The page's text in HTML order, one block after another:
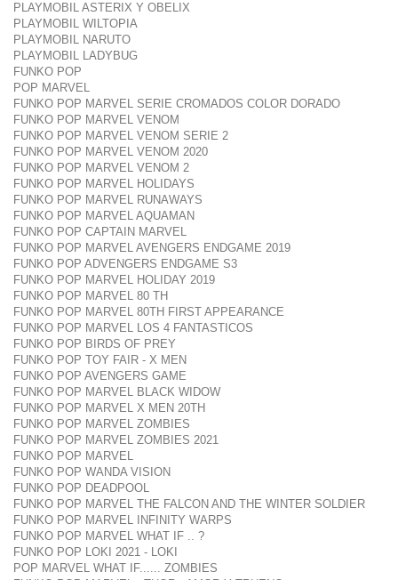
PLAYMOBIL ASTERIX Y OBELIX
PLAYMOBIL WILTOPIA
PLAYMOBIL NARUTO
PLAYMOBIL LADYBUG
FUNKO POP
POP MARVEL
FUNKO POP MARVEL SERIE CROMADOS COLOR DORADO
FUNKO POP MARVEL VENOM
FUNKO POP MARVEL VENOM SERIE 2
FUNKO POP MARVEL VENOM 2020
FUNKO POP MARVEL VENOM 2
FUNKO POP MARVEL HOLIDAYS
FUNKO POP MARVEL RUNAWAYS
FUNKO POP MARVEL AQUAMAN
FUNKO POP CAPTAIN MARVEL
FUNKO POP MARVEL AVENGERS ENDGAME 2019
FUNKO POP ADVENGERS ENDGAME S3
FUNKO POP MARVEL HOLIDAY 2019
FUNKO POP MARVEL 80 TH
FUNKO POP MARVEL 80TH FIRST APPEARANCE
FUNKO POP MARVEL LOS 4 FANTASTICOS
FUNKO POP BIRDS OF PREY
FUNKO POP TOY FAIR - X MEN
FUNKO POP AVENGERS GAME
FUNKO POP MARVEL BLACK WIDOW
FUNKO POP MARVEL X MEN 20TH
FUNKO POP MARVEL ZOMBIES
FUNKO POP MARVEL ZOMBIES 2021
FUNKO POP MARVEL
FUNKO POP WANDA VISION
FUNKO POP DEADPOOL
FUNKO POP MARVEL THE FALCON AND THE WINTER SOLDIER
FUNKO POP MARVEL INFINITY WARPS
FUNKO POP MARVEL WHAT IF .. ?
FUNKO POP LOKI 2021 - LOKI
POP MARVEL WHAT IF...... ZOMBIES